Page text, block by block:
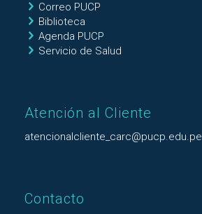
Correo PUCP
Biblioteca
Agenda PUCP
Servicio de Salud
Atención al Cliente
atencionalcliente_carc@pucp.edu.pe
Contacto